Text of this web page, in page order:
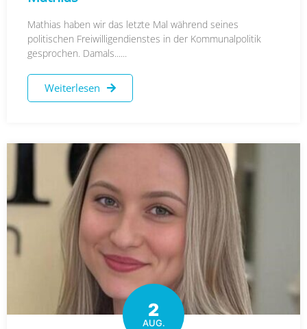
Mathias haben wir das letzte Mal während seines
politischen Freiwilligendienstes in der Kommunalpolitik
gesprochen. Damals......
Weiterlesen
2
AUG.